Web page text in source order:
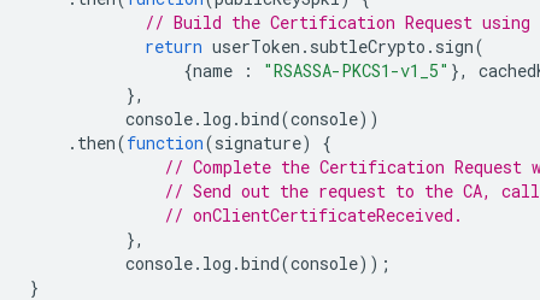
// Build the Certification Request
return userToken . subtleCrypto . sign(
{name : "RSASSA-PKCS1-v1_5" },
},
console. log .bind(console))
. then(function(signature)
{
// Complete the Certification
// Send out the request to the CA,
// onClientCertificateReceived.
},
console. log .bind(console));
}